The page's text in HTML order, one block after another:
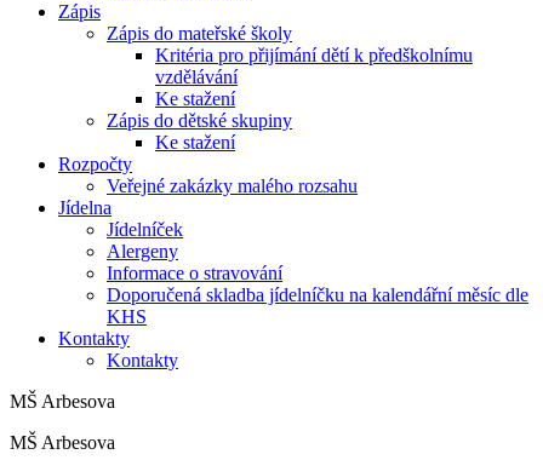
Zápis
Zápis do mateřské školy
Kritéria pro přijímání dětí k předškolnímu
vzdělávání
Ke stažení
Zápis do dětské skupiny
Ke stažení
Rozpočty
Veřejné zakázky malého rozsahu
Jídelna
Jídelníček
Alergeny
Informace o stravování
Doporučená skladba jídelníčku na kalendářní měsíc dle
KHS
Kontakty
Kontakty
MŠ Arbesova
MŠ Arbesova